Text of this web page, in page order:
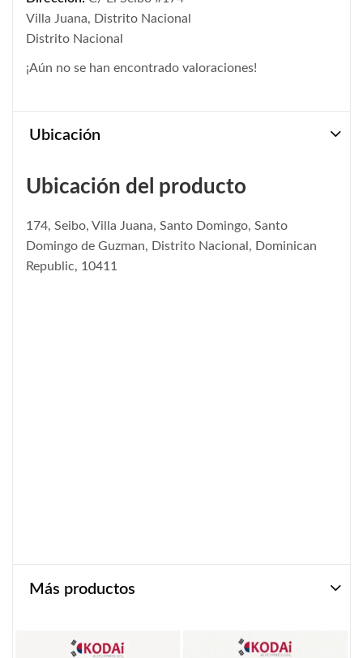
Villa Juana, Distrito Nacional
Distrito Nacional
¡Aún no se han encontrado valoraciones!
Ubicación
Ubicación del producto
174, Seibo, Villa Juana, Santo Domingo, Santo
Domingo de Guzman, Distrito Nacional, Dominican
Republic, 10411
Más productos